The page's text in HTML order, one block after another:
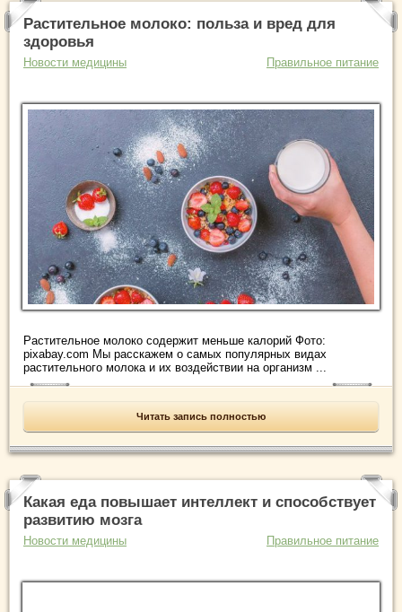
Растительное молоко: польза и вред для
здоровья
Новости медицины Правильное питание
Растительное молоко содержит меньше калорий Фото:
pixabay.com Мы расскажем о самых популярных видах
растительного молока и их воздействии на организм ...
Читать запись полностью
Какая еда повышает интеллект и способствует
развитию мозга
Новости медицины Правильное питание